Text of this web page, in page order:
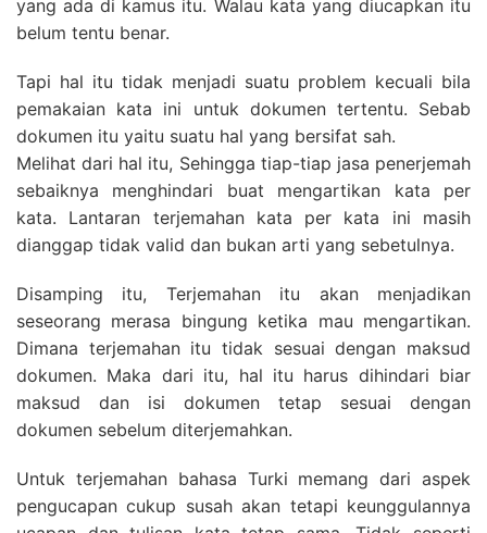
yang ada di kamus itu. Walau kata yang diucapkan itu
belum tentu benar.
Tapi hal itu tidak menjadi suatu problem kecuali bila
pemakaian kata ini untuk dokumen tertentu. Sebab
dokumen itu yaitu suatu hal yang bersifat sah.
Melihat dari hal itu, Sehingga tiap-tiap jasa penerjemah
sebaiknya menghindari buat mengartikan kata per
kata. Lantaran terjemahan kata per kata ini masih
dianggap tidak valid dan bukan arti yang sebetulnya.
Disamping itu, Terjemahan itu akan menjadikan
seseorang merasa bingung ketika mau mengartikan.
Dimana terjemahan itu tidak sesuai dengan maksud
dokumen. Maka dari itu, hal itu harus dihindari biar
maksud dan isi dokumen tetap sesuai dengan
dokumen sebelum diterjemahkan.
Untuk terjemahan bahasa Turki memang dari aspek
pengucapan cukup susah akan tetapi keunggulannya